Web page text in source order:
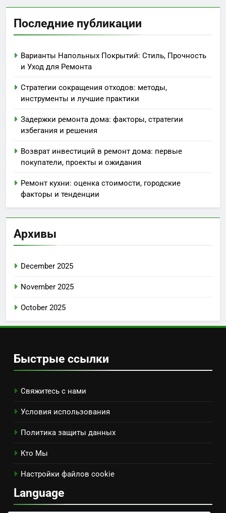
Последние публикации
Варианты Напольных Покрытий: Стиль, Прочность
и Уход для Ремонта
Стратегии сокращения отходов: методы,
инструменты и лучшие практики
Задержки ремонта дома: факторы, стратегии
избегания и решения
Возврат инвестиций в ремонт дома: первые
покупатели, проекты и ожидания
Ремонт кухни: оценка стоимости, городские
факторы и тенденции
Архивы
December 2025
November 2025
October 2025
Быстрые ссылки
Свяжитесь с нами
Условия использования
Политика защиты данных
Кто Мы
Настройки файлов cookie
Language